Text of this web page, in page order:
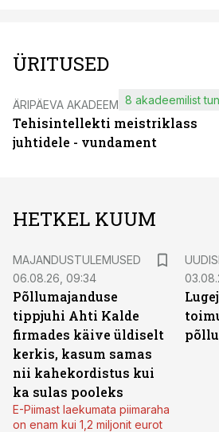
ÜRITUSED
ÄRIPÄEVA AKADEEMIA
Tehisintellekti meistriklass
juhtidele - vundament
8 akadeemilist
HETKEL KUUM
MAJANDUSTULEMUSED
06.08.26, 09:34
Põllumajanduse
tippjuhi Ahti Kalde
firmades käive üldiselt
kerkis, kasum samas
nii kahekordistus kui
ka sulas pooleks
E-Piimast laekumata piimaraha
on enam kui 1,2 miljonit eurot